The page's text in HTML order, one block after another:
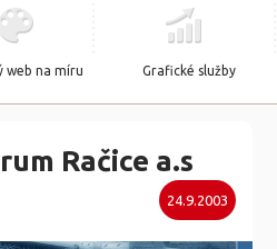
Račice a.s
24.9.2003
web na míru Grafické služby